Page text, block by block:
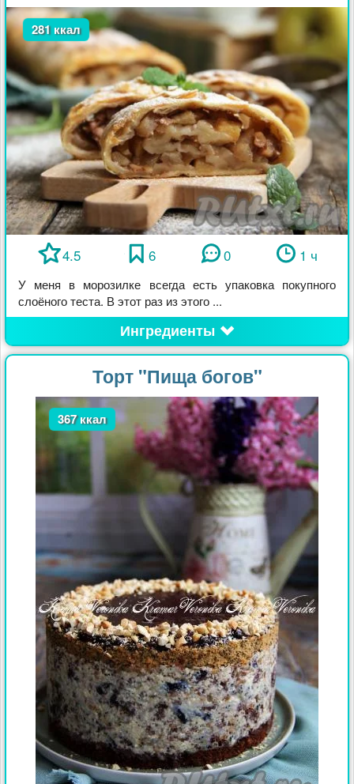
281 ккал
4.5 6 0 1 ч
У меня в морозилке всегда есть упаковка покупного
слоёного теста. В этот раз из этого ...
Ингредиенты
Торт "Пища богов"
367 ккал